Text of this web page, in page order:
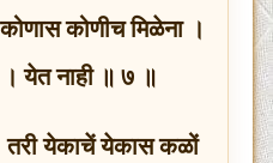
कोणीच मिळेना ।
। येत नाही ॥ ७ ॥
येकाचें येकास कळों